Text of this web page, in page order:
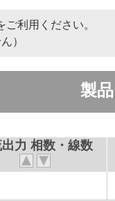
利用ください。
）
製
力 相数・線数